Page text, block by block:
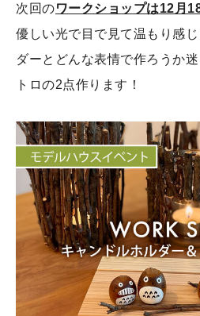
次回のワークショップは12月
優しい光で目で見て温もり感
ダーとどんな表情で作ろうか
トロの2点作ります！